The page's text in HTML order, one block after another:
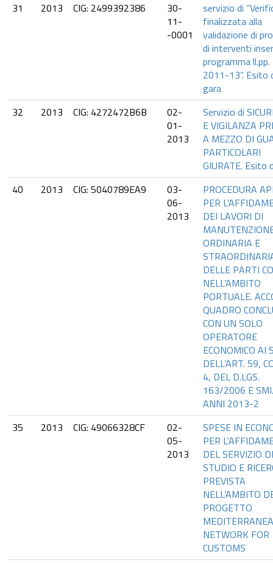
31
2013 CIG: 2499392386
30-
11-
-0001
servizio di
finalizzata alla
validazione di
di interventi
programma ll.pp.
2011-13”. Esito
gara
32
2013 CIG: 4272472B6B
02-
01-
2013
Servizio di
E VIGILANZA
A MEZZO DI
PARTICOLARI
GIURATE. Esito
40
2013 CIG: 5040789EA9
03-
06-
2013
PROCEDURA
PER
DEI LAVORI DI
ORDINARIA E
DELLE PARTI
NELL’AMBITO
PORTUALE.
QUADRO
CON UN SOLO
OPERATORE
ECONOMICO AI
DELL’ART. 59,
4, DEL D.LGS.
163/2006 E SMI.
ANNI 2013-2
35
2013 CIG: 49066328CF
02-
05-
2013
SPESE IN
PER
DEL SERVIZIO DI
STUDIO E
PREVISTA
NELL’AMBITO
PROGETTO
NETWORK FOR
CUSTOMS